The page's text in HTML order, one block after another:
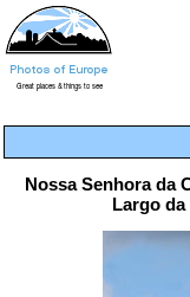
Nossa Senhora da
Largo